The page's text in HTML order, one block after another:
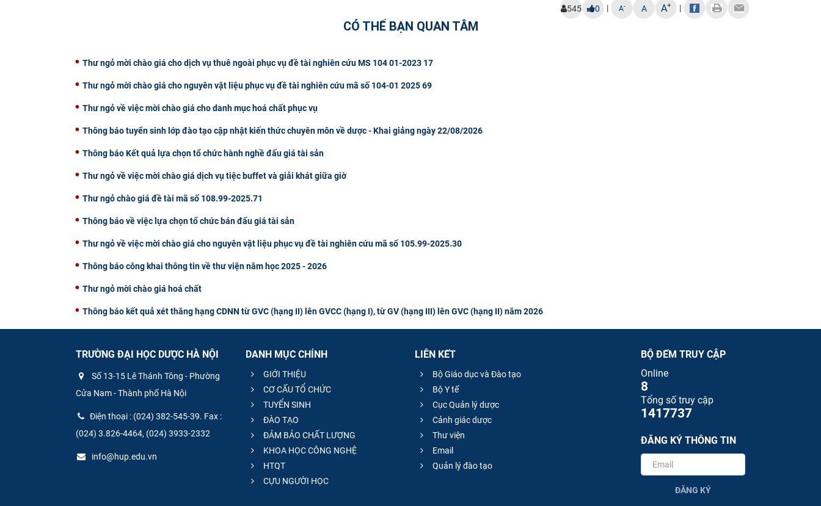
545 0 | A- A A+ |
CÓ THỂ BẠN QUAN TÂM
Thư ngỏ mời chào giá cho dịch vụ thuê ngoài phục vụ đề tài nghiên cứu MS 104 01-2023 17
Thư ngỏ mời chào giá cho nguyên vật liệu phục vụ đề tài nghiên cứu mã số 104-01 2025 69
Thư ngỏ về việc mời chào giá cho danh mục hoá chất phục vụ
Thông báo tuyển sinh lớp đào tạo cập nhật kiến thức chuyên môn về dược - Khai giảng ngày 22/08/2026
Thông báo Kết quả lựa chọn tổ chức hành nghề đấu giá tài sản
Thư ngỏ về việc mời chào giá dịch vụ tiệc buffet và giải khát giữa giờ
Thư ngỏ chào giá đề tài mã số 108.99-2025.71
Thông báo về việc lựa chọn tổ chức bán đấu giá tài sản
Thư ngỏ về việc mời chào giá cho nguyên vật liệu phục vụ đề tài nghiên cứu mã số 105.99-2025.30
Thông báo công khai thông tin về thư viện năm học 2025 - 2026
Thư ngỏ mời chào giá hoá chất
Thông báo kết quả xét thăng hạng CDNN từ GVC (hạng II) lên GVCC (hạng I), từ GV (hạng III) lên GVC (hạng II) năm 2026
TRƯỜNG ĐẠI HỌC DƯỢC HÀ NỘI
Số 13-15 Lê Thánh Tông - Phường
Cửa Nam - Thành phố Hà Nội
Điện thoại : (024) 382-545-39. Fax :
(024) 3.826-4464, (024) 3933-2332
info@hup.edu.vn
DANH MỤC CHÍNH
GIỚI THIỆU
CƠ CẤU TỔ CHỨC
TUYỂN SINH
ĐÀO TẠO
ĐẢM BẢO CHẤT LƯỢNG
KHOA HỌC CÔNG NGHỆ
HTQT
CỰU NGƯỜI HỌC
LIÊN KẾT
Bộ Giáo dục và Đào tạo
Bộ Y tế
Cục Quản lý dược
Cảnh giác dược
Thư viện
Email
Quản lý đào tạo
BỘ ĐẾM TRUY CẬP
Online
8
Tổng số truy cập
1417737
ĐĂNG KÝ THÔNG TIN
ĐĂNG KÝ